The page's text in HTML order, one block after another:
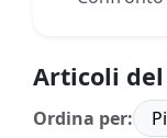
Articoli
Ordina per: